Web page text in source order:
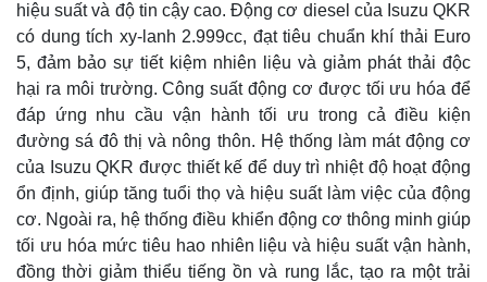
hiệu suất và độ tin cậy cao. Động cơ diesel của Isuzu QKR
có dung tích xy-lanh 2.999cc, đạt tiêu chuẩn khí thải Euro
5, đảm bảo sự tiết kiệm nhiên liệu và giảm phát thải độc
hại ra môi trường. Công suất động cơ được tối ưu hóa để
đáp ứng nhu cầu vận hành tối ưu trong cả điều kiện
đường sá đô thị và nông thôn. Hệ thống làm mát động cơ
của Isuzu QKR được thiết kế để duy trì nhiệt độ hoạt động
ổn định, giúp tăng tuổi thọ và hiệu suất làm việc của động
cơ. Ngoài ra, hệ thống điều khiển động cơ thông minh giúp
tối ưu hóa mức tiêu hao nhiên liệu và hiệu suất vận hành,
đồng thời giảm thiểu tiếng ồn và rung lắc, tạo ra một trải